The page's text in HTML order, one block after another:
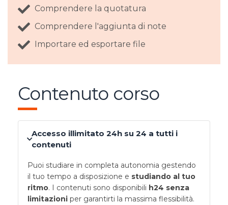
Comprendere la quotatura
Comprendere l'aggiunta di note
Importare ed esportare file
Contenuto corso
Accesso illimitato 24h su 24 a tutti i
contenuti
Puoi studiare in completa autonomia gestendo
il tuo tempo a disposizione e studiando al tuo
ritmo. I contenuti sono disponibili h24 senza
limitazioni per garantirti la massima flessibilità.